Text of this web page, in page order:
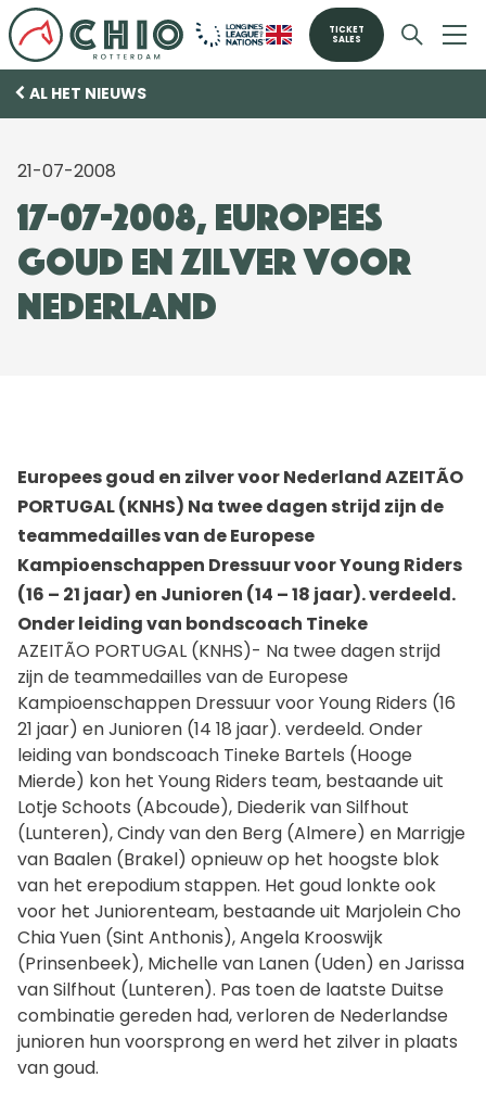
TICKET
SALES
AL HET NIEUWS
21-07-2008
17-07-2008, Europees
goud en zilver voor
Nederland
Europees goud en zilver voor Nederland AZEITÃO
PORTUGAL (KNHS) Na twee dagen strijd zijn de
teammedailles van de Europese
Kampioenschappen Dressuur voor Young Riders
(16 – 21 jaar) en Junioren (14 – 18 jaar). verdeeld.
Onder leiding van bondscoach Tineke
AZEITÃO PORTUGAL (KNHS)- Na twee dagen strijd
zijn de teammedailles van de Europese
Kampioenschappen Dressuur voor Young Riders (16
21 jaar) en Junioren (14 18 jaar). verdeeld. Onder
leiding van bondscoach Tineke Bartels (Hooge
Mierde) kon het Young Riders team, bestaande uit
Lotje Schoots (Abcoude), Diederik van Silfhout
(Lunteren), Cindy van den Berg (Almere) en Marrigje
van Baalen (Brakel) opnieuw op het hoogste blok
van het erepodium stappen. Het goud lonkte ook
voor het Juniorenteam, bestaande uit Marjolein Cho
Chia Yuen (Sint Anthonis), Angela Krooswijk
(Prinsenbeek), Michelle van Lanen (Uden) en Jarissa
van Silfhout (Lunteren). Pas toen de laatste Duitse
combinatie gereden had, verloren de Nederlandse
junioren hun voorsprong en werd het zilver in plaats
van goud.